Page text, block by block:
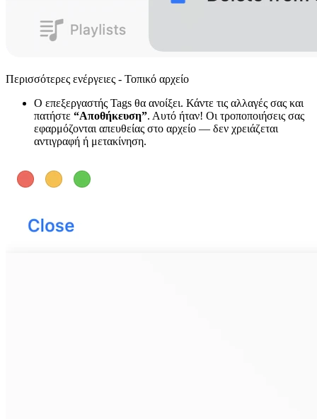
Περισσότερες ενέργειες - Τοπικό αρχείο
Ο επεξεργαστής Tags θα ανοίξει. Κάντε τις αλλαγές σας και
πατήστε “Αποθήκευση”. Αυτό ήταν! Οι τροποποιήσεις σας
εφαρμόζονται απευθείας στο αρχείο — δεν χρειάζεται
αντιγραφή ή μετακίνηση.